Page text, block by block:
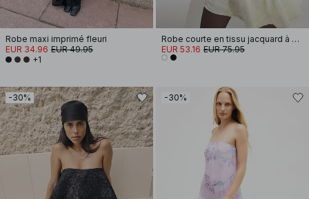
Robe maxi imprimé fleuri
EUR 34.96 EUR 49.95
+1
Robe courte en tissu jacquard à paillettes et fronces sur les hanches
EUR 53.16 EUR 75.95
-30% -30%